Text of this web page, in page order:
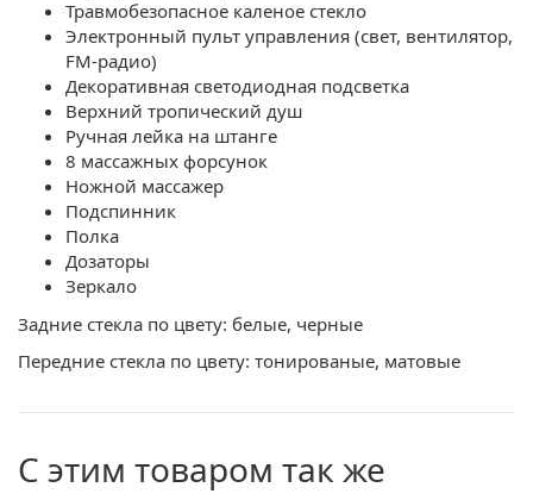
Травмобезопасное каленое стекло
Электронный пульт управления (свет, вентилятор,
FM-радио)
Декоративная светодиодная подсветка
Верхний тропический душ
Ручная лейка на штанге
8 массажных форсунок
Ножной массажер
Подспинник
Полка
Дозаторы
Зеркало
Задние стекла по цвету: белые, черные
Передние стекла по цвету: тонированые, матовые
С этим товаром так же